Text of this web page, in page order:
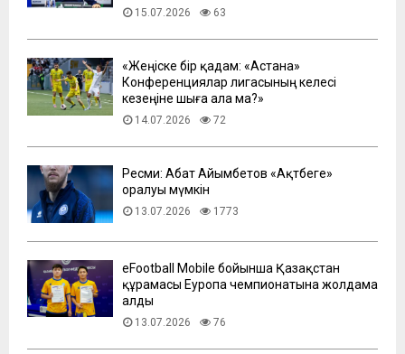
15.07.2026 63
«Жеңіске бір қадам: «Астана»
Конференциялар лигасының келесі
кезеңіне шыға ала ма?»
14.07.2026 72
Ресми: Абат Айымбетов «Ақтөбеге»
оралуы мүмкін
13.07.2026 1773
eFootball Mobile бойынша Қазақстан
құрамасы Еуропа чемпионатына жолдама
алды
13.07.2026 76